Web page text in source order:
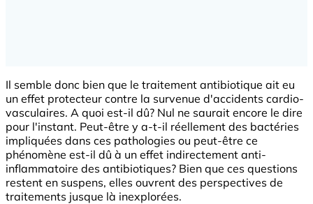
Il semble donc bien que le traitement antibiotique ait eu
un effet protecteur contre la survenue d'accidents cardio-
vasculaires. A quoi est-il dû? Nul ne saurait encore le dire
pour l'instant. Peut-être y a-t-il réellement des bactéries
impliquées dans ces pathologies ou peut-être ce
phénomène est-il dû à un effet indirectement anti-
inflammatoire des antibiotiques? Bien que ces questions
restent en suspens, elles ouvrent des perspectives de
traitements jusque là inexplorées.